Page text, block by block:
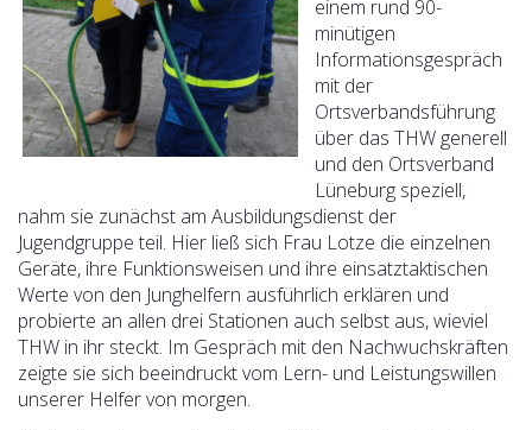
einem rund 90-
minütigen
Informationsgespräch
mit der
Ortsverbandsführung
über das THW generell
und den Ortsverband
Lüneburg speziell,
nahm sie zunächst am Ausbildungsdienst der
Jugendgruppe teil. Hier ließ sich Frau Lotze die einzelnen
Geräte, ihre Funktionsweisen und ihre einsatztaktischen
Werte von den Junghelfern ausführlich erklären und
probierte an allen drei Stationen auch selbst aus, wieviel
THW in ihr steckt. Im Gespräch mit den Nachwuchskräften
zeigte sie sich beeindruckt vom Lern- und Leistungswillen
unserer Helfer von morgen.